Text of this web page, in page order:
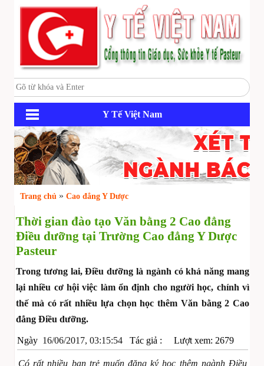
Y Tế Việt Nam
Trang chủ » Cao đẳng Y Dược
Thời gian đào tạo Văn bằng 2 Cao đẳng
Điều dưỡng tại Trường Cao đẳng Y Dược
Pasteur
Trong tương lai, Điều dưỡng là ngành có khả năng mang
lại nhiều cơ hội việc làm ổn định cho người học, chính vì
thế mà có rất nhiều lựa chọn học thêm Văn bằng 2 Cao
đẳng Điều dưỡng.
Ngày 16/06/2017, 03:15:54 Tác giả : Lượt xem: 2679
Có rất nhiều bạn trẻ muốn đăng ký học thêm ngành Điều